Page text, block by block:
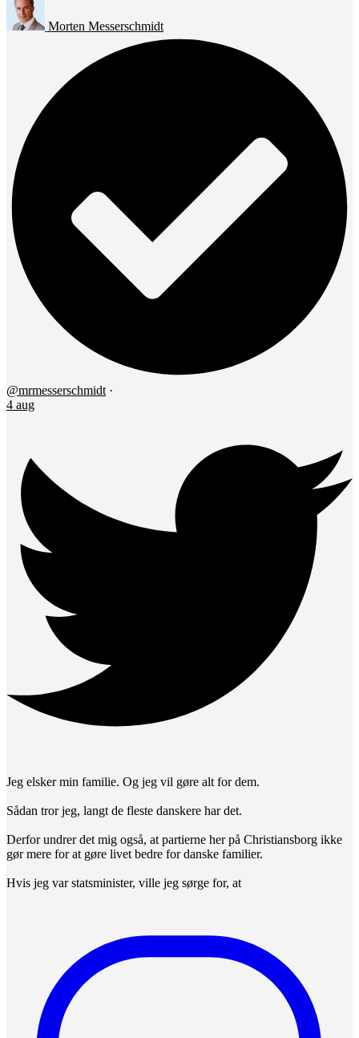
Morten Messerschmidt
@mrmesserschmidt ·
4 aug
Jeg elsker min familie. Og jeg vil gøre alt for dem.
Sådan tror jeg, langt de fleste danskere har det.
Derfor undrer det mig også, at partierne her på Christiansborg ikke
gør mere for at gøre livet bedre for danske familier.
Hvis jeg var statsminister, ville jeg sørge for, at